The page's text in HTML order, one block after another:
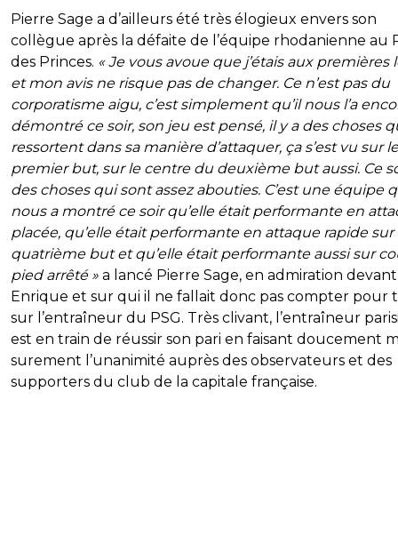
Pierre Sage a d’ailleurs été très élogieux envers son
collègue après la défaite de l’équipe rhodanienne au
des Princes. « Je vous avoue que j’étais aux premières
et mon avis ne risque pas de changer. Ce n’est pas du
corporatisme aigu, c’est simplement qu’il nous l’a
démontré ce soir, son jeu est pensé, il y a des choses
ressortent dans sa manière d’attaquer, ça s’est vu sur le
premier but, sur le centre du deuxième but aussi. Ce
des choses qui sont assez abouties. C’est une équipe
nous a montré ce soir qu’elle était performante en
placée, qu’elle était performante en attaque rapide sur
quatrième but et qu’elle était performante aussi sur
pied arrêté » a lancé Pierre Sage, en admiration
Enrique et sur qui il ne fallait donc pas compter pour
sur l’entraîneur du PSG. Très clivant, l’entraîneur
est en train de réussir son pari en faisant doucement
surement l’unanimité auprès des observateurs et des
supporters du club de la capitale française.